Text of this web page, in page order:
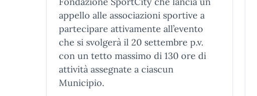
appello alle associazioni sportive a
partecipare attivamente all’evento
che si svolgerà il 20 settembre p.v.
con un tetto massimo di 130 ore di
attività assegnate a ciascun
Municipio.